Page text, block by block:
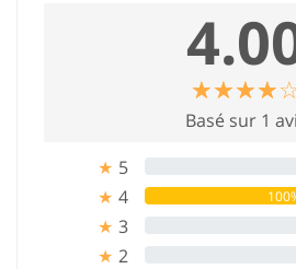
☆☆☆☆
★★★★
Basé sur 1
★ 5
★ 4
★ 3
★ 2